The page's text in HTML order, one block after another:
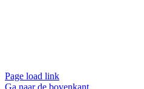
Page load link
Ga naar de bovenkant